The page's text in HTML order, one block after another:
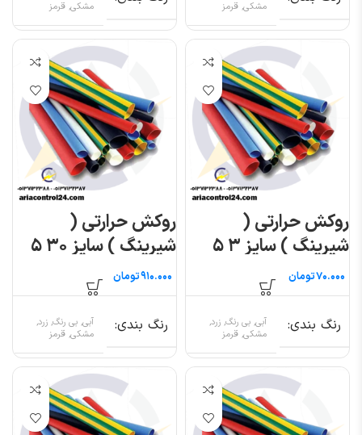
مشکی, قرمز
مشکی, قرمز
روکش حرارتی (
شیرینگ ) سایز ۳ ۵
متریتومان
رنگ بندی
آبی, بی رنگ, زرد,
مشکی, قرمز
روکش حرارتی (
شیرینگ ) سایز ۳۰ ۵
متریتومان
رنگ بندی
آبی, بی رنگ, زرد,
مشکی, قرمز